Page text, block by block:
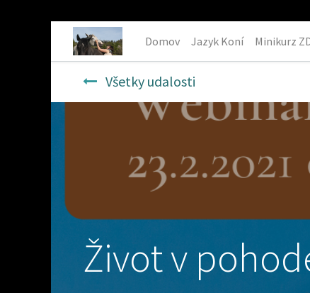
Domov Jazyk Koní Minikurz
Všetky udalosti
Život v